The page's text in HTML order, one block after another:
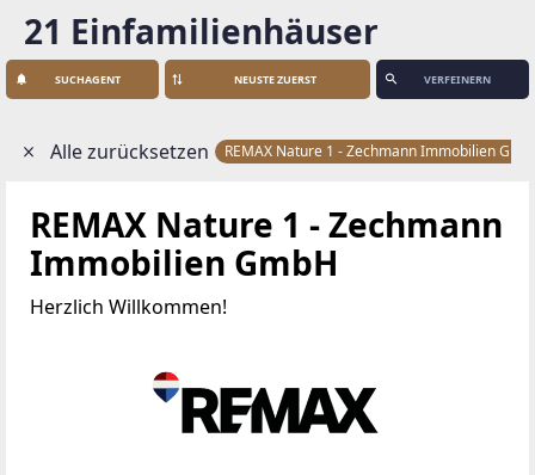
21 Einfamilienhäuser
SUCHAGENT VERFEINERN
Alle zurücksetzen REMAX Nature 1 - Zechmann Immobilien
REMAX Nature 1 - Zechmann
Immobilien GmbH
Herzlich Willkommen!